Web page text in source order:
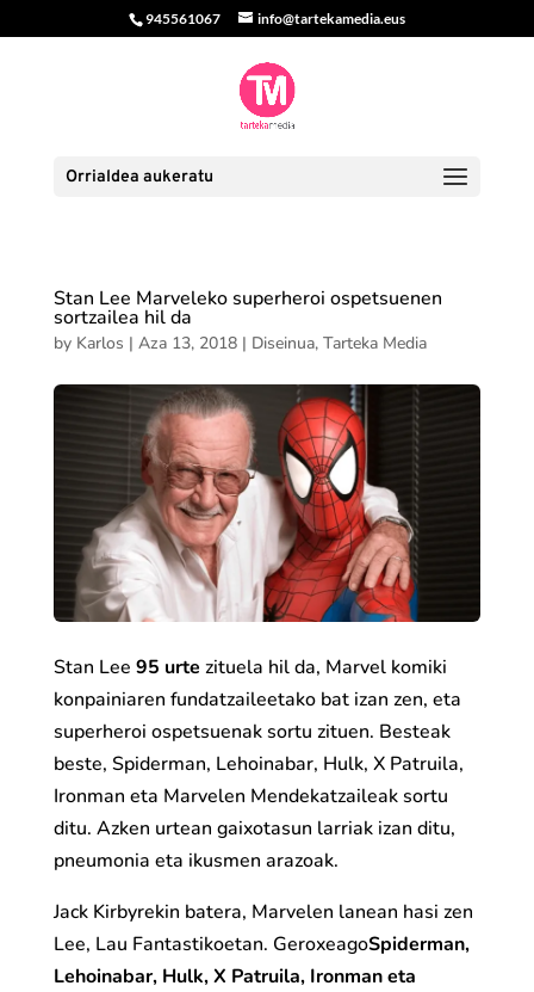
945561067 info@tartekamedia.eus
Orrialdea aukeratu
Stan Lee Marveleko superheroi ospetsuenen
sortzailea hil da
by Karlos | Aza 13, 2018| Diseinua, Tarteka Media
Stan Lee 95 urte zituela hil da, Marvel komiki
konpainiaren fundatzaileetako bat izan zen, eta
superheroi ospetsuenak sortu zituen. Besteak
beste, Spiderman, Lehoinabar, Hulk, X Patruila,
Ironman eta Marvelen Mendekatzaileak sortu
ditu. Azken urtean gaixotasun larriak izan ditu,
pneumonia eta ikusmen arazoak.
Jack Kirbyrekin batera, Marvelen lanean hasi zen
Lee, Lau Fantastikoetan. GeroxeagoSpiderman,
Lehoinabar, Hulk, X Patruila, Ironman eta